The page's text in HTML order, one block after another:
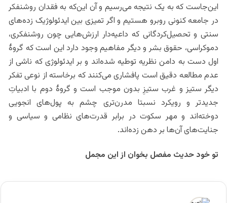
این‌جاست که به یک نتیجه می‌رسیم و آن این‌که به فقدان روشنفکر
در جامعه کنونی روبرو هستیم و اگر تمیزی بین ایدئولوژیک زده‌های
سنتی و تحصیل‌کردگانی که داعیه‌دار ارزش‌هایی چون روشنفکری،
دموکراسی، حقوق بشر و دیگر مفاهیم وجود دارد این است که گروۀ
اول دست به دامن نظریه توطیه شده‌اند و بر ایدئولوژی که ناشی از
عدم مطالعه دقیق است پافشاری می‌کنند که برخاسته از نوعی تفکر
دیگر ستیز و غرب ستیزِ بدون موجب است و گروۀ دوم با ادبیاتِ
جدیدتر و رویکرد نسبتا مدرن‌تری چشم به پول‌های انجویی
دوخته‌اند و مهر سکوت در برابر قدرت‌های نظامی و سیاسی و
جنایت‌‌های آن‌ها بر دهن زده‌اند.
تو خود حدیث مفصل بخوان از این مجمل